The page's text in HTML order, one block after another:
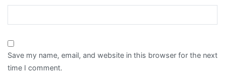
Save my name, email, and website in this browser for the next
time I comment.